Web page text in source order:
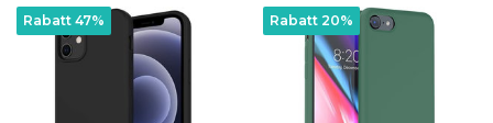
Rabatt 47% Rabatt 20%